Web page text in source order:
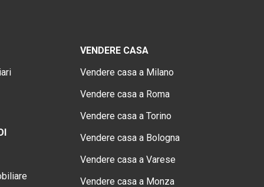
VENDERE CASA
Vendere casa a Milano
Vendere casa a Roma
Vendere casa a Torino
Vendere casa a Bologna
Vendere casa a Varese
Vendere casa a Monza